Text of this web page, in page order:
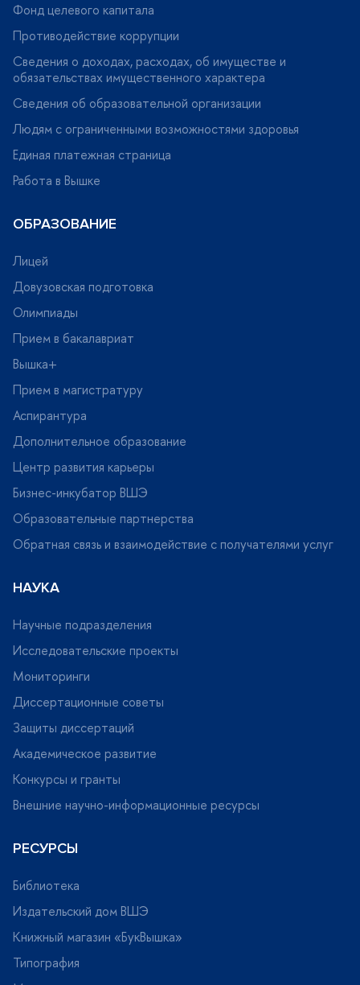
Фонд целевого капитала
Противодействие коррупции
Сведения о доходах, расходах, об имуществе и
обязательствах имущественного характера
Сведения об образовательной организации
Людям с ограниченными возможностями здоровья
Единая платежная страница
Работа в Вышке
ОБРАЗОВАНИЕ
Лицей
Довузовская подготовка
Олимпиады
Прием в бакалавриат
ышка+
Прием в магистратуру
Аспирантура
Дополнительное образование
Центр развития карьеры
Бизнес-инкубатор ВШЭ
Образовательные партнерства
Обратная связь и взаимодействие с получателями услу
НАУКА
Научные подразделения
Исследовательские проекты
Мониторинги
Диссертационные советы
Защиты диссертаций
Академическое развитие
Конкурсы и гранты
нешние научно-информационные ресурсы
РЕСУРСЫ
Библиотека
Издательский дом ВШЭ
Книжный магазин «БукВышка»
Типография